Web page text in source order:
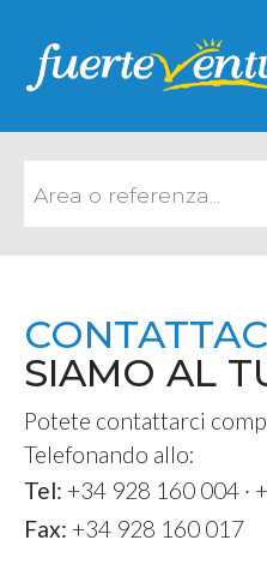
SIAMO AL
Potete contattarci
Telefonando allo:
Tel: +34 928 160 004 ·
Fax: +34 928 160 017